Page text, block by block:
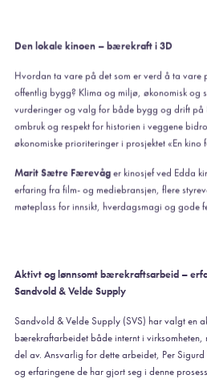
Den lokale kinoen – bærekraft i 3D
Hvordan ta vare på det som er verd å ta
offentlig bygg? Klima og miljø, økonomisk og
vurderinger og valg for både bygg og drift på
ombruk og respekt for historien i veggene
økonomiske prioriteringer i prosjektet «En kino
Marit Sætre Færevåger kinosjef ved Edda
erfaring fra film- og mediebransjen, flere
møteplass for innsikt, hverdagsmagi og gode
Aktivt og lønnsomt bærekraftsarbeid –
Sandvold & Velde Supply
Sandvold & Velde Supply (SVS) har valgt en
bærekraftarbeidet både internt i virksomheten,
del av. Ansvarlig for dette arbeidet, Per Sigurd
og erfaringene de har gjort seg i denne